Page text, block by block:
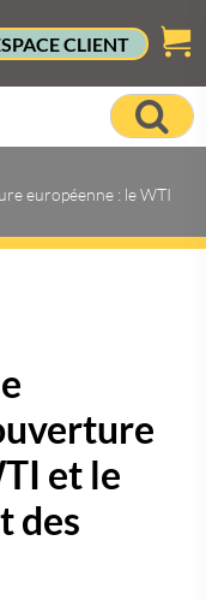
CLIENT
européenne : le WTI
et le
des